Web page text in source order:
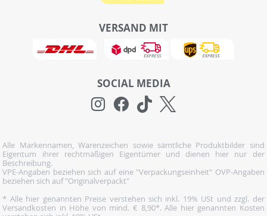
VERSAND MIT
SOCIAL MEDIA
Alle Markennamen, Warenzeichen sowie sämtliche Produktbilder sind
Eigentum ihrer rechtmäßigen Eigentümer und dienen hier nur der
Beschreibung.
VPE-Angaben beziehen sich auf eine "Verpackungseinheit" OVP-Angaben
beziehen sich auf "Originalverpackt"
* Alle hier genannten Preise verstehen sich inkl. 19% USt und zzgl. der
Versandkosten in Höhe von mind. € 8,90*. Alle hier genannten Kosten